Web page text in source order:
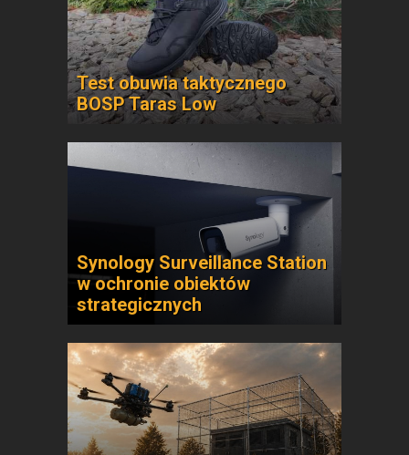
Test obuwia taktycznego
BOSP Taras Low
Synology Surveillance Station
w ochronie obiektów
strategicznych